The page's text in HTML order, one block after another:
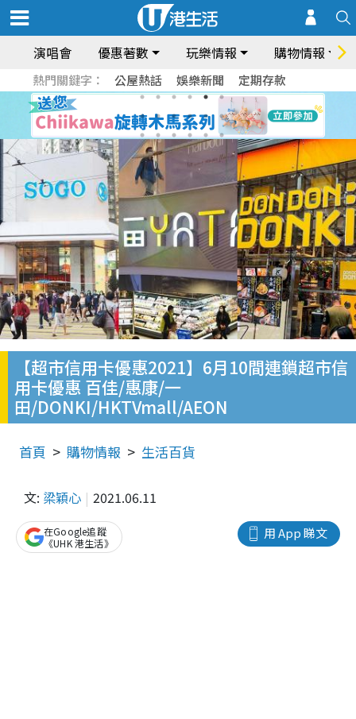
演唱會 優惠著數 玩樂情報 購物情報
熱門關鍵字： 公屋熱話 娛樂新聞 定期存款
【超市信用卡優惠2021】6月10間連鎖超市信
用卡優惠 百佳/惠康/一
田/DONKI/HKTVmall/AEON
首頁 購物情報 生活百貨
文: 梁穎心 2021.06.11
用 App 睇文
在Google追蹤
《UHK 港生活》